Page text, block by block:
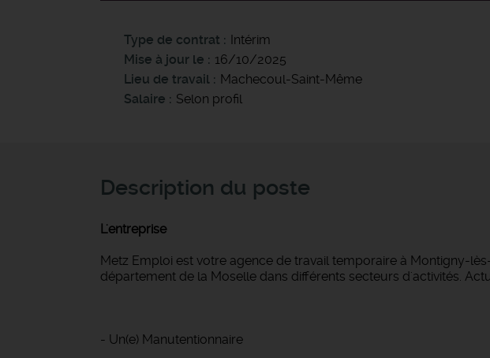
Type de contrat
Intérim
Mise à jour le
16/10/2025
Lieu de travail
Machecoul-Saint-Même
Salaire
Selon profil
Description du poste
L'entreprise
Metz Emploi est votre agence de travail temporaire à Montigny-
département de la Moselle dans différents secteurs d'activités.
- Un(e) Manutentionnaire